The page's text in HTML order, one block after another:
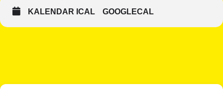
KALENDAR ICAL GOOGLECAL